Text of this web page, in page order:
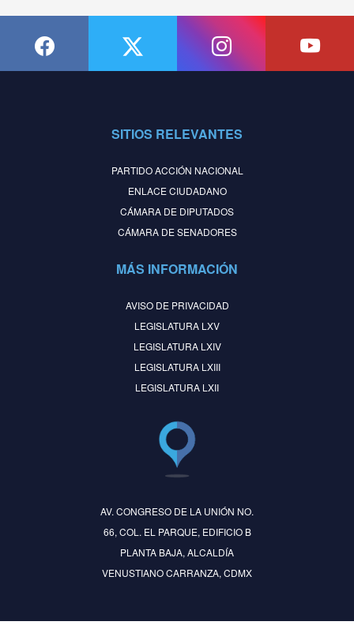
SITIOS RELEVANTES
PARTIDO ACCIÓN NACIONAL
ENLACE CIUDADANO
CÁMARA DE DIPUTADOS
CÁMARA DE SENADORES
MÁS INFORMACIÓN
AVISO DE PRIVACIDAD
LEGISLATURA LXV
LEGISLATURA LXIV
LEGISLATURA LXIII
LEGISLATURA LXII
AV. CONGRESO DE LA UNIÓN NO.
66, COL. EL PARQUE, EDIFICIO B
PLANTA BAJA, ALCALDÍA
VENUSTIANO CARRANZA, CDMX